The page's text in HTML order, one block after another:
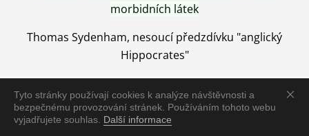
Tyto stránky používají cookies k analýze návštěvnosti a
bezpečnému provozování stránek. Používáním tohoto webu
vyjadřujete souhlas. Další informace
morbidních látek
Thomas Sydenham, nesoucí předzdívku "anglický
Hippocrates"
Nemoc je vyléčena jen pomocí Přírody, neutralizací a